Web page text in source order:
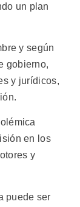
un plan
y según
gobierno,
y jurídicos,
en los
y
puede ser